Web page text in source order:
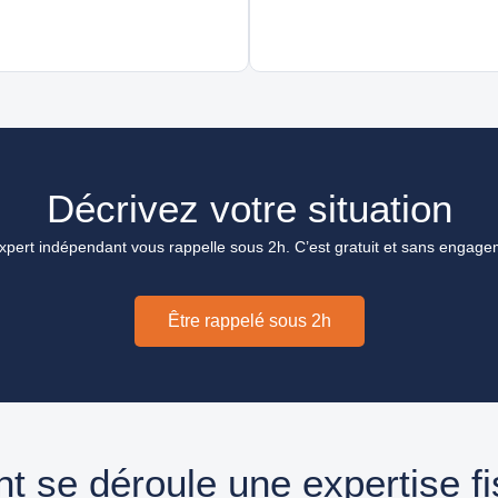
Décrivez votre situation
indépendant vous rappelle sous 2h. C’est gratuit et sans
Être rappelé sous 2h
se déroule une expertise